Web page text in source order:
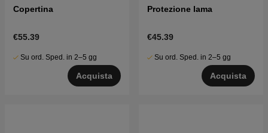
Copertina
€55.39
Su ord. Sped. in 2–5 gg
Acquista
Protezione lama
€45.39
Su ord. Sped. in 2–5 gg
Acquista